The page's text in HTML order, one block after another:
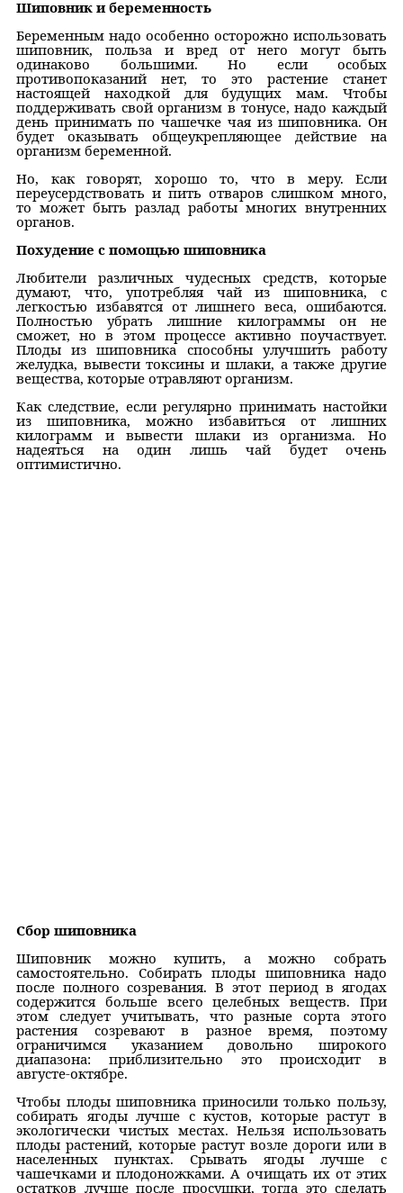
Шиповник и беременность
Беременным надо особенно осторожно использовать
шиповник, польза и вред от него могут быть
одинаково большими. Но если особых
противопоказаний нет, то это растение станет
настоящей находкой для будущих мам. Чтобы
поддерживать свой организм в тонусе, надо каждый
день принимать по чашечке чая из шиповника. Он
будет оказывать общеукрепляющее действие на
организм беременной.
Но, как говорят, хорошо то, что в меру. Если
переусердствовать и пить отваров слишком много,
то может быть разлад работы многих внутренних
органов.
Похудение с помощью шиповника
Любители различных чудесных средств, которые
думают, что, употребляя чай из шиповника, с
легкостью избавятся от лишнего веса, ошибаются.
Полностью убрать лишние килограммы он не
сможет, но в этом процессе активно поучаствует.
Плоды из шиповника способны улучшить работу
желудка, вывести токсины и шлаки, а также другие
вещества, которые отравляют организм.
Как следствие, если регулярно принимать настойки
из шиповника, можно избавиться от лишних
килограмм и вывести шлаки из организма. Но
надеяться на один лишь чай будет очень
оптимистично.
Сбор шиповника
Шиповник можно купить, а можно собрать
самостоятельно. Собирать плоды шиповника надо
после полного созревания. В этот период в ягодах
содержится больше всего целебных веществ. При
этом следует учитывать, что разные сорта этого
растения созревают в разное время, поэтому
ограничимся указанием довольно широкого
диапазона: приблизительно это происходит в
августе-октябре.
Чтобы плоды шиповника приносили только пользу,
собирать ягоды лучше с кустов, которые растут в
экологически чистых местах. Нельзя использовать
плоды растений, которые растут возле дороги или в
населенных пунктах. Срывать ягоды лучше с
чашечками и плодоножками. А очищать их от этих
остатков лучше после просушки, тогда это сделать